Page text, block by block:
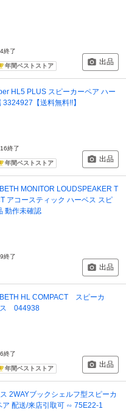
終了
年間ベストストア 出品
HL5 PLUS スピーカーペア ハー
【送料無料!!】
終了
年間ベストストア 出品
MONITOR LOUDSPEAKER T
アコースティック ハーベス スピ
動作未確認
終了
出品
HL COMPACT スピーカ
044938
終了
年間ベストストア 出品
2WAYブックシェルフ型スピーカ
ア 配送/来店引取可 ∽ 75E22-1